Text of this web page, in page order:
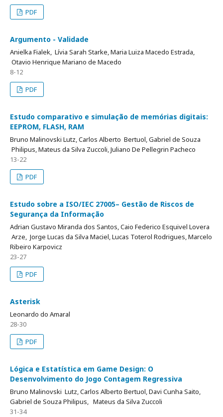
PDF
Argumento - Validade
Anielka Fialek, Lívia Sarah Starke, Maria Luiza Macedo Estrada,
Otavio Henrique Mariano de Macedo
8-12
PDF
Estudo comparativo e simulação de memórias digitais:
EEPROM, FLASH, RAM
Bruno Malinovski Lutz, Carlos Alberto Bertuol, Gabriel de Souza
Philipus, Mateus da Silva Zuccoli, Juliano De Pellegrin Pacheco
13-22
PDF
Estudo sobre a ISO/IEC 27005– Gestão de Riscos de
Segurança da Informação
Adrian Gustavo Miranda dos Santos, Caio Federico Esquivel Lovera
Arze, Jorge Lucas da Silva Maciel, Lucas Toterol Rodrigues, Marcelo
Ribeiro Karpovicz
23-27
PDF
Asterisk
Leonardo do Amaral
28-30
PDF
Lógica e Estatística em Game Design: O
Desenvolvimento do Jogo Contagem Regressiva
Bruno Malinovski Lutz, Carlos Alberto Bertuol, Davi Cunha Saito,
Gabriel de Souza Philipus, Mateus da Silva Zuccoli
31-34